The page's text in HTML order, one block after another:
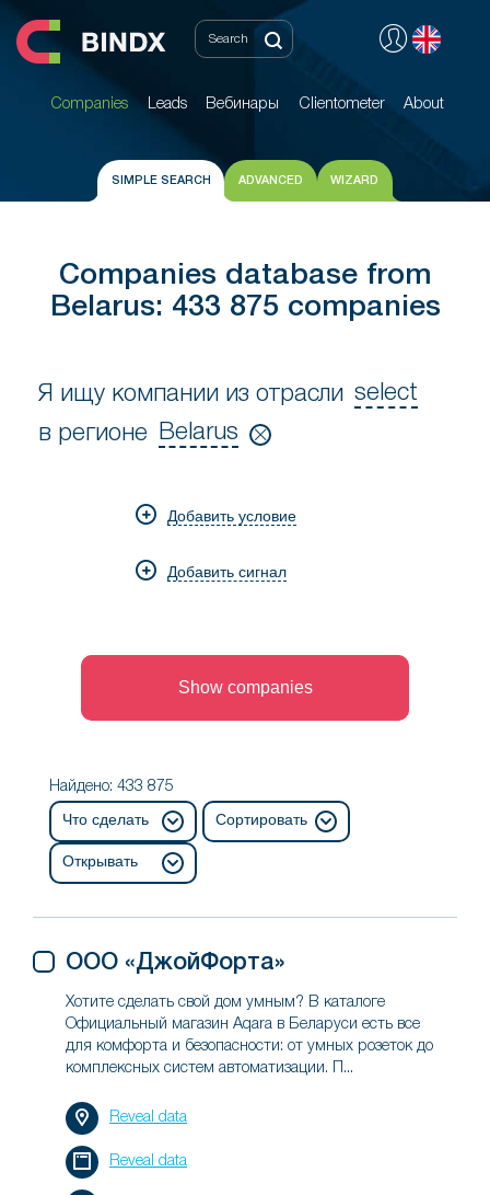
Companies Leads Вебинары Clientometer About
Companies Leads Вебинары Clientometer About
SIMPLE SEARCH ADVANCED WIZARD
Companies database from
Belarus: 433 875 companies
Я ищу компании из отрасли select
Я
в регионе Belarus
в
Добавить условие
Добавить сигнал
Show companies
Найдено: 433 875
Что сделать Сортировать
Открывать
ООО «ДжойФорта»
Хотите сделать свой дом умным? В каталоге
Официальный магазин Aqara в Беларуси есть все
для комфорта и безопасности: от умных розеток до
комплексных систем автоматизации. П...
Reveal data
Reveal data